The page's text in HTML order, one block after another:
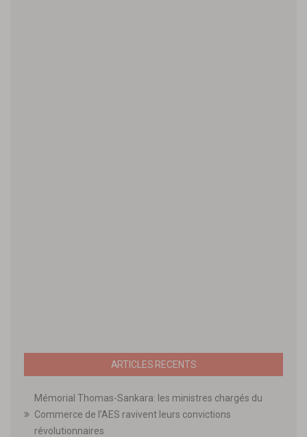
ARTICLES RECENTS
Mémorial Thomas-Sankara: les ministres chargés du
Commerce de l’AES ravivent leurs convictions
révolutionnaires